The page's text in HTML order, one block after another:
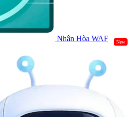
Nhân Hòa WAF New